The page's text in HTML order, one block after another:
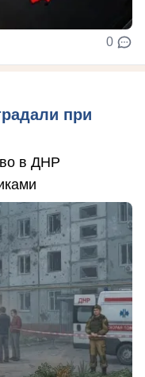
0
при
в ДНР